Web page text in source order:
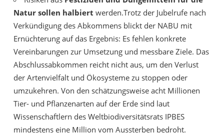
Natur sollen halbiert werden.Trotz der Jubelrufe nach
Verkündigung des Abkommens blickt der NABU mit
Ernüchterung auf das Ergebnis: Es fehlen konkrete
Vereinbarungen zur Umsetzung und messbare Ziele. Das
Abschlussabkommen reicht nicht aus, um den Verlust
der Artenvielfalt und Ökosysteme zu stoppen oder
umzukehren. Von den schätzungsweise acht Millionen
Tier- und Pflanzenarten auf der Erde sind laut
Wissenschaftlern des Weltbiodiversitätsrats IPBES
mindestens eine Million vom Aussterben bedroht.